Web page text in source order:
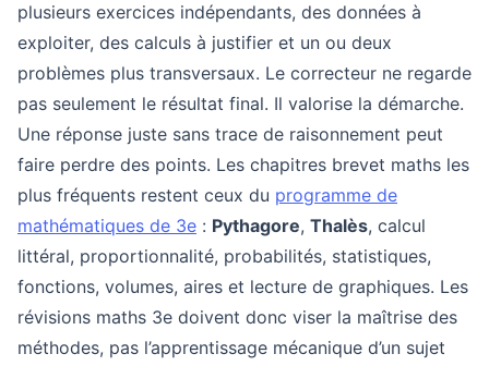
plusieurs exercices indépendants, des données à
exploiter, des calculs à justifier et un ou deux
problèmes plus transversaux. Le correcteur ne regarde
pas seulement le résultat final. Il valorise la démarche.
Une réponse juste sans trace de raisonnement peut
faire perdre des points. Les chapitres brevet maths les
plus fréquents restent ceux du programme de
mathématiques de 3e : Pythagore, Thalès, calcul
littéral, proportionnalité, probabilités, statistiques,
fonctions, volumes, aires et lecture de graphiques. Les
révisions maths 3e doivent donc viser la maîtrise des
méthodes, pas l’apprentissage mécanique d’un sujet